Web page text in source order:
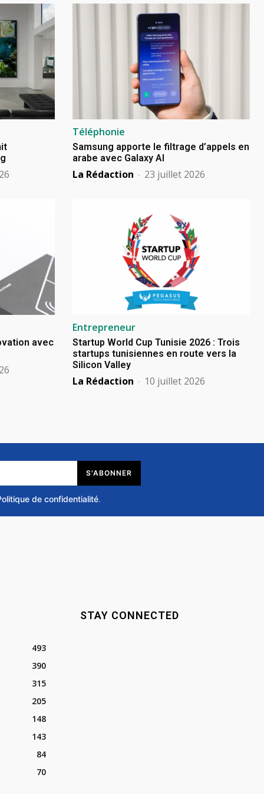
Téléphonie
Samsung apporte le filtrage d’appels en
arabe avec Galaxy AI
La Rédaction - 23 juillet 2026
avec
Entrepreneur
Startup World Cup Tunisie 2026 : Trois
startups tunisiennes en route vers la
Silicon Valley
La Rédaction - 10 juillet 2026
S'ABONNER
de confidentialité.
493
390
315
205
148
143
84
70
STAY CONNECTED